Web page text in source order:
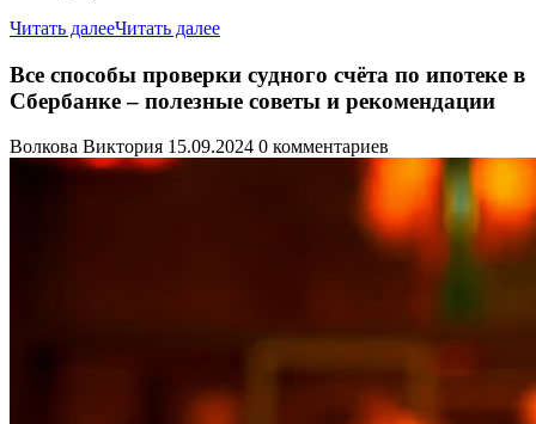
Читать далееЧитать далее
Все способы проверки судного счёта по ипотеке в
Сбербанке – полезные советы и рекомендации
Волкова Виктория 15.09.2024 0 комментариев